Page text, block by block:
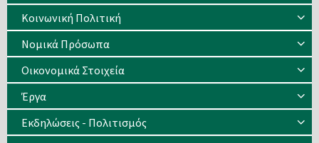
Κοινωνική Πολιτική
Νομικά Πρόσωπα
Οικονομικά Στοιχεία
Έργα
Εκδηλώσεις - Πολιτισμός